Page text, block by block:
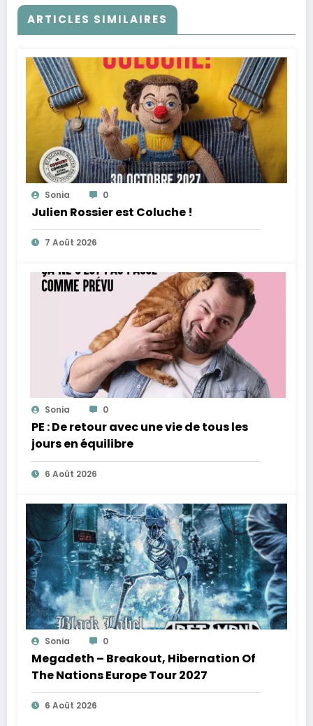
ARTICLES SIMILAIRES
Sonia 0
Julien Rossier est Coluche !
7 Août 2026
Sonia 0
PE : De retour avec une vie de tous les
jours en équilibre
6 Août 2026
Sonia 0
Megadeth – Breakout, Hibernation Of
The Nations Europe Tour 2027
6 Août 2026